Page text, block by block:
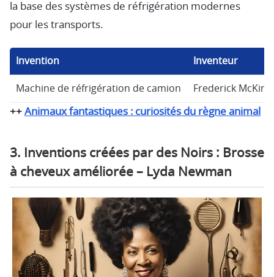
la base des systèmes de réfrigération modernes
pour les transports.
Invention Inventeur
Machine de réfrigération de camion Frederick
++ Animaux fantastiques : curiosités du règne animal
3. Inventions créées par des Noirs : Brosse
à cheveux améliorée – Lyda Newman